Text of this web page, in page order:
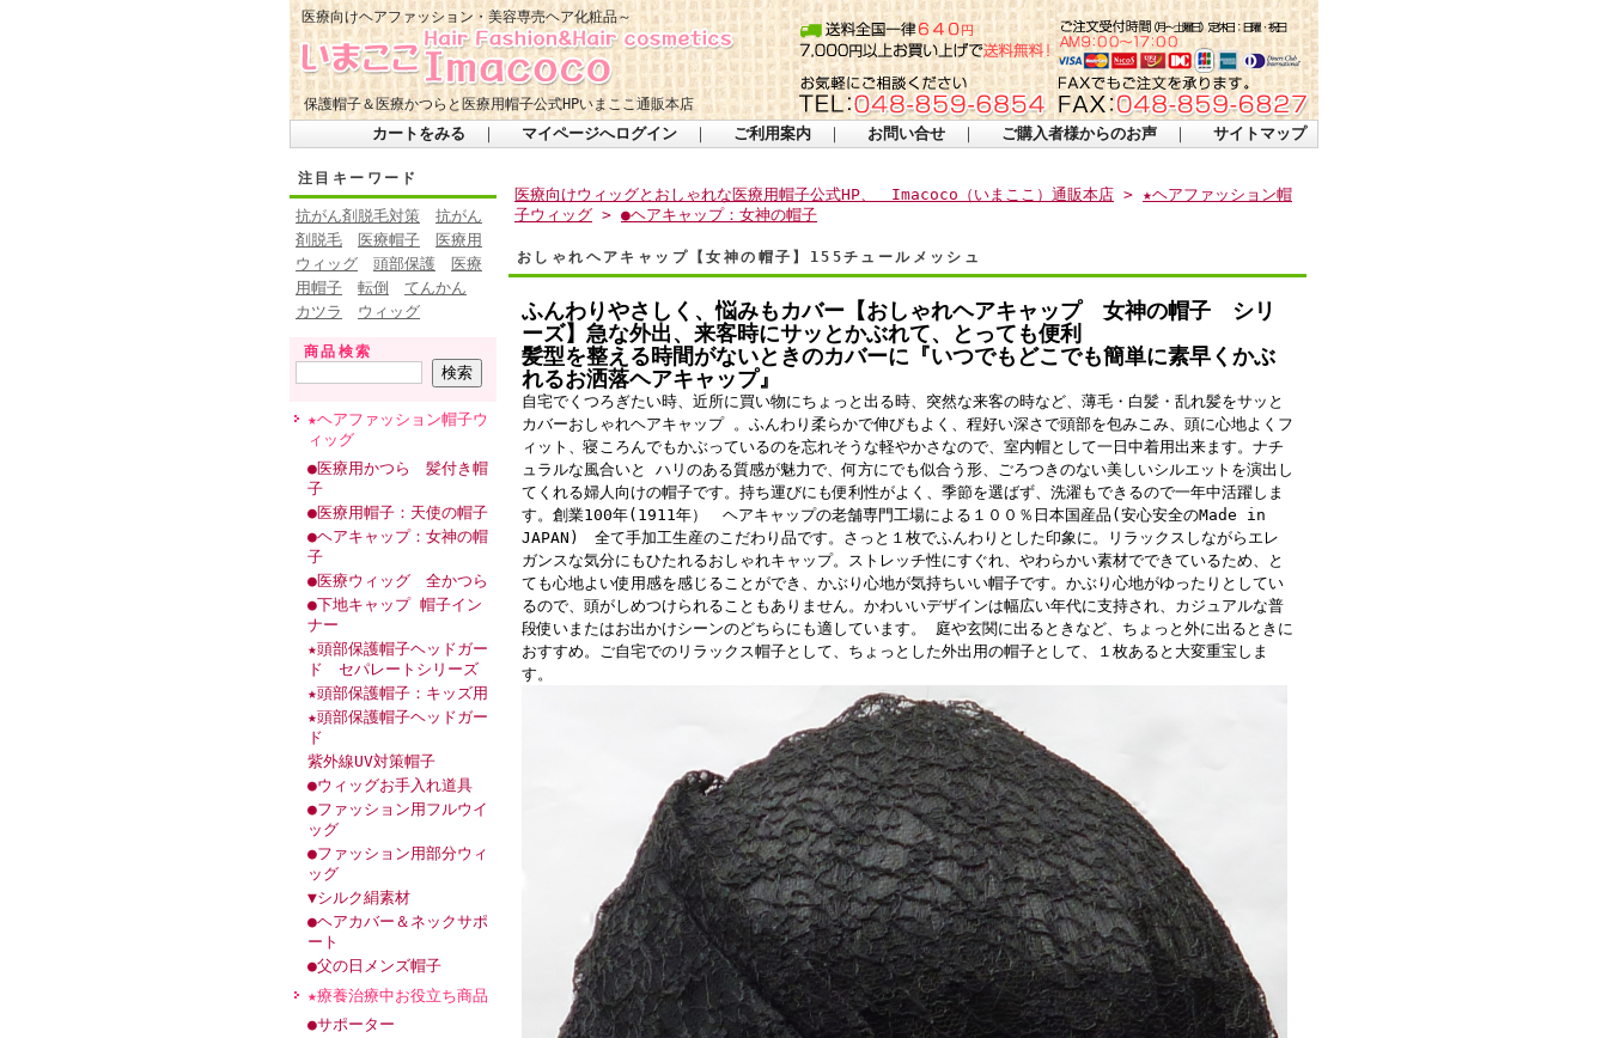
保護帽子＆医療かつらと医療用帽子公式HPいまここ通販本店
医療向けヘアファッション・美容専売ヘア化粧品～
カートをみる ｜ マイページへログイン ｜ ご利用案内 ｜ お問い合せ ｜ ご購入者様からのお声 ｜ サイトマップ
注目キーワード
抗がん剤脱毛対策
抗がん
剤脱毛
医療帽子
医療用
ウィッグ
頭部保護
医療
用帽子
転倒
てんかん
カツラ
ウィッグ
商品検索
★ヘアファッション帽子ウ
ィッグ
●医療用かつら 髪付き帽
子
●医療用帽子：天使の帽子
●ヘアキャップ：女神の帽
子
●医療ウィッグ 全かつら
●下地キャップ 帽子イン
ナー
★頭部保護帽子ヘッドガー
ド セパレートシリーズ
★頭部保護帽子：キッズ用
★頭部保護帽子ヘッドガー
ド
紫外線UV対策帽子
●ウィッグお手入れ道具
●ファッション用フルウイ
ッグ
●ファッション用部分ウィ
ッグ
▼シルク絹素材
●ヘアカバー＆ネックサポ
ート
●父の日メンズ帽子
★療養治療中お役立ち商品
●サポーター
医療向けウィッグとおしゃれな医療用帽子公式HP、 Imacoco（いまここ）通販本店 > ★ヘアファッション帽
子ウィッグ > ●ヘアキャップ：女神の帽子
おしゃれヘアキャップ【女神の帽子】155チュールメッシュ
ふんわりやさしく、悩みもカバー【おしゃれヘアキャップ 女神の帽子 シリ
ーズ】急な外出、来客時にサッとかぶれて、とっても便利
髪型を整える時間がないときのカバーに『いつでもどこでも簡単に素早くかぶ
れるお洒落ヘアキャップ』
自宅でくつろぎたい時、近所に買い物にちょっと出る時、突然な来客の時など、薄毛・白髪・乱れ髪をサッと
カバーおしゃれヘアキャップ 。ふんわり柔らかで伸びもよく、程好い深さで頭部を包みこみ、頭に心地よくフ
ィット、寝ころんでもかぶっているのを忘れそうな軽やかさなので、室内帽として一日中着用出来ます。ナチ
ュラルな風合いと ハリのある質感が魅力で、何方にでも似合う形、ごろつきのない美しいシルエットを演出し
てくれる婦人向けの帽子です。持ち運びにも便利性がよく、季節を選ばず、洗濯もできるので一年中活躍しま
す。創業100年(1911年） ヘアキャップの老舗専門工場による１００％日本国産品(安心安全のMade in
JAPAN) 全て手加工生産のこだわり品です。さっと１枚でふんわりとした印象に。リラックスしながらエレ
ガンスな気分にもひたれるおしゃれキャップ。ストレッチ性にすぐれ、やわらかい素材でできているため、と
ても心地よい使用感を感じることができ、かぶり心地が気持ちいい帽子です。かぶり心地がゆったりとしてい
るので、頭がしめつけられることもありません。かわいいデザインは幅広い年代に支持され、カジュアルな普
段使いまたはお出かけシーンのどちらにも適しています。 庭や玄関に出るときなど、ちょっと外に出るときに
おすすめ。ご自宅でのリラックス帽子として、ちょっとした外出用の帽子として、１枚あると大変重宝しま
す。